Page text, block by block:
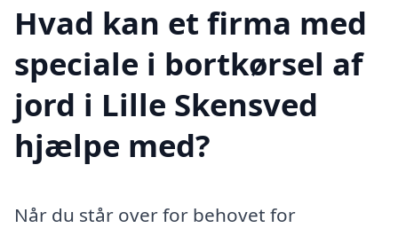
Hvad kan et firma med
speciale i bortkørsel af
jord i Lille Skensved
hjælpe med?
Når du står over for behovet for